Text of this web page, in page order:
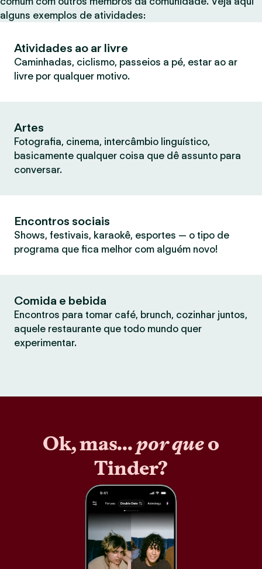
alguns exemplos de atividades:
Atividades ao ar livre
Caminhadas, ciclismo, passeios a pé, estar ao ar
livre por qualquer motivo.
Artes
Fotografia, cinema, intercâmbio linguístico,
basicamente qualquer coisa que dê assunto para
conversar.
Encontros sociais
Shows, festivais, karaokê, esportes — o tipo de
programa que fica melhor com alguém novo!
Comida e bebida
Encontros para tomar café, brunch, cozinhar juntos,
aquele restaurante que todo mundo quer
experimentar.
Ok, mas...por queo
Tinder?